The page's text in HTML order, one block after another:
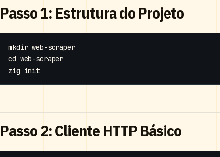
Passo 1: Estrutura do Projeto
cd
Passo 2: Cliente HTTP Básico